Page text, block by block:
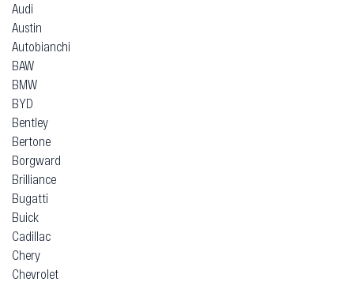
Audi
Austin
Autobianchi
BAW
BMW
BYD
Bentley
Bertone
Borgward
Brilliance
Bugatti
Buick
Cadillac
Chery
Chevrolet